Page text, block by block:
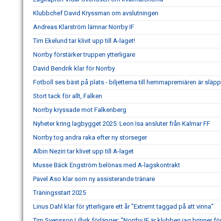
Klubbchef David Kryssman om avslutningen
Andreas Klarström lämnar Norrby IF
Tim Ekelund tar klivit upp till A-laget!
Norrby förstärker truppen ytterligare
David Bendrik klar för Norrby
Fotboll ses bäst på plats - biljetterna till hemmapremiären är
Stort tack för allt, Falken
Norrby kryssade mot Falkenberg
Nyheter kring lagbygget 2025: Leon Isa ansluter från Kalmar FF
Norrby tog andra raka efter ny storseger
Albin Neziri tar klivet upp till A-laget
Musse Bäck Engström belönas med A-lagskontrakt
Pavel Aso klar som ny assisterande tränare
Träningsstart 2025
Linus Dahl klar för ytterligare ett år "Extremt taggad på att vinna"